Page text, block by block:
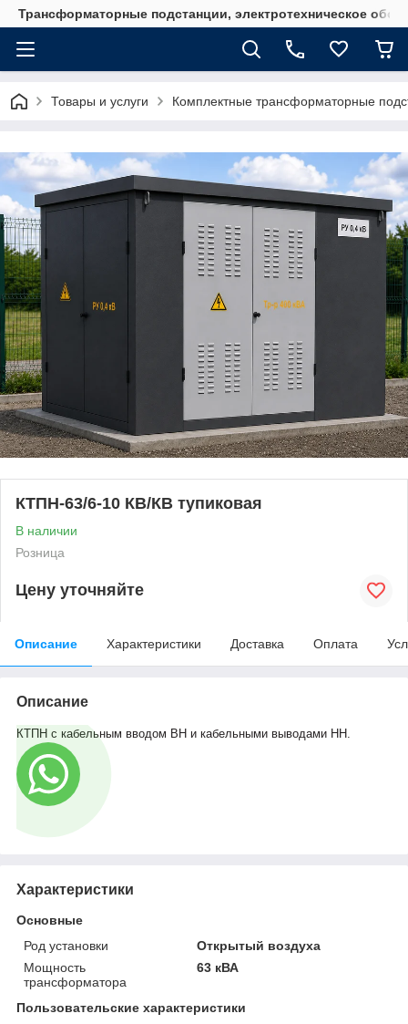
Трансформаторные подстанции, электротехническое
Товары и услуги Комплектные трансформаторные
КТПН-63/6-10 КВ/КВ тупиковая
В наличии
Розница
Цену уточняйте
Описание Характеристики Доставка Оплата
Описание
КТПН с кабельным вводом ВН и кабельными выводами НН.
Характеристики
Основные
Род установки
Открытый воздуха
Мощность
трансформатора
63 кВА
Пользовательские характеристики